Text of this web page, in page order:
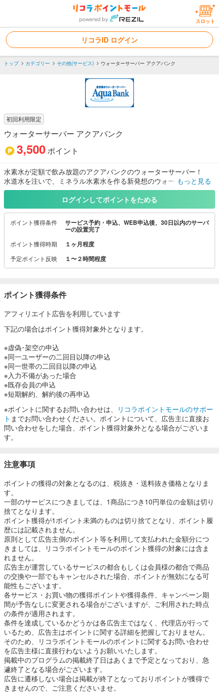
スロット
リコラID ログイン
トップ カテゴリー その他(サービス) ウォーターサーバー アクアバンク
初回利用限定
ウォーターサーバー アクアバンク
3,500ポイント
水素水が定額で飲み放題のアクアバンクのウォーターサーバー！
水道水を注いで、ミネラル水素水を作る新発想のウォーターサーバ
ーです。
ウォーターサーバーでの困りごとが解決される！と、乗り換える方
が多数です。
・ストックボトルの置き場所に困っている
・ボトルの受け取りのタイミングが合わない
こんなお悩みをお持ちの方は、是非一度ご検討ください。
もっと見る
ログインしてポイントをためる
ポイント獲得条件 サービス予約・申込、WEB申込後、30日以内のサーバ
ーの設置完了
ポイント獲得時期 １ヶ月程度
予定ポイント反映 １〜２時間程度
ポイント獲得条件
アフィリエイト広告を利用しています
下記の場合はポイント獲得対象外となります。
※虚偽･架空の申込
※同一ユーザーの二回目以降の申込
※同一世帯の二回目以降の申込
※入力不備があった場合
※既存会員の申込
※短期解約、解約後の再申込
※ポイントに関するお問い合わせは、
リコラポイントモールのサポー
ト までお問い合わせください。ポイントについて、広告主に直接お
問い合わせをした場合、ポイント獲得対象外となる場合がございま
す。
注意事項
ポイントの獲得の対象となるのは、税抜き・送料抜き価格となりま
す。
一部のサービスにつきましては、1商品につき10円単位の金額は切り
捨てとなります。
ポイント獲得が1ポイント未満のものは切り捨てとなり、ポイント履
歴には記載されません。
原則として広告主側のポイント等を利用して支払われた金額分につ
きましては、リコラポイントモールのポイント獲得の対象には含ま
れません。
広告主が運営しているサービスの都合もしくは会員様の都合で商品
の交換や一部でもキャンセルされた場合、ポイントが無効になる可
能性もございます。
各サービス・お買い物の獲得ポイントや獲得条件、キャンペーン期
間が予告なしに変更される場合がございますが、ご利用された時点
の条件が適用されます。
条件を達成しているかどうかは各広告主ではなく、代理店が行って
いるため、広告主はポイントに関する詳細を把握しておりません。
そのため、リコラポイントモールのポイントに関するお問い合わせ
を広告主様に直接行わないようお願いいたします。
掲載中のプログラムの掲載終了日はあくまで予定となっており、急
遽終了となる場合がございます。
広告に遷移しない場合は掲載が終了となっておりポイントが獲得で
きませんので、ご注意くださいませ。